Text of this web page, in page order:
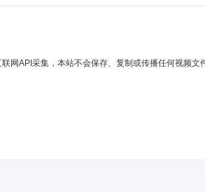
网API采集，本站不会保存、复制或传播任何视频